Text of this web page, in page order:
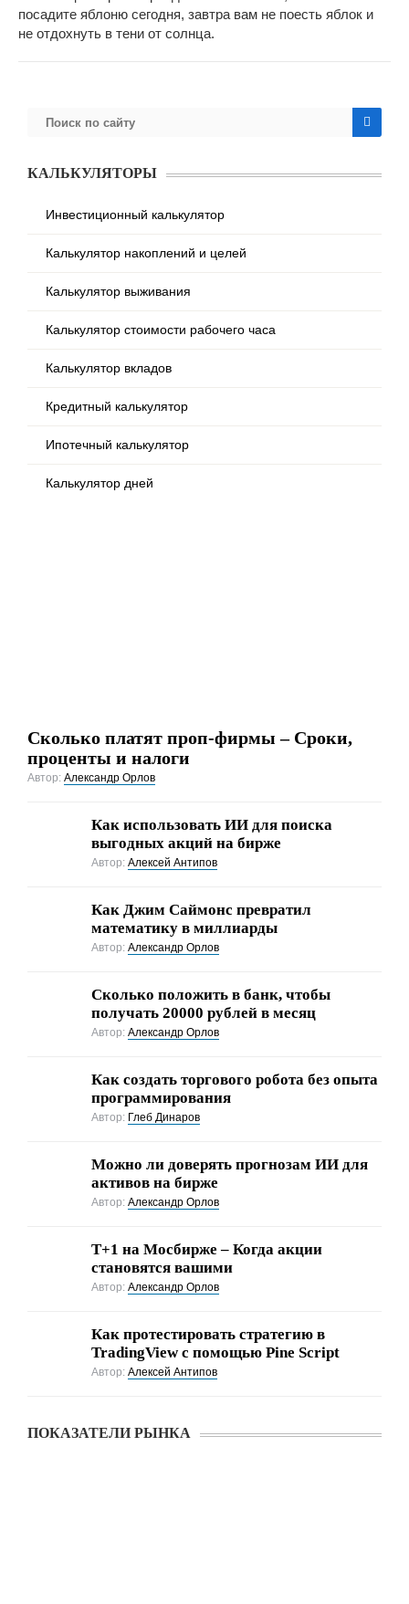
посадите яблоню сегодня, завтра вам не поесть яблок и
не отдохнуть в тени от солнца.
КАЛЬКУЛЯТОРЫ
Инвестиционный калькулятор
Калькулятор накоплений и целей
Калькулятор выживания
Калькулятор стоимости рабочего часа
Калькулятор вкладов
Кредитный калькулятор
Ипотечный калькулятор
Калькулятор дней
Сколько платят проп-фирмы – Сроки,
проценты и налоги
Автор:Александр Орлов
Как использовать ИИ для поиска
выгодных акций на бирже
Автор:Алексей Антипов
Как Джим Саймонс превратил
математику в миллиарды
Автор:Александр Орлов
Сколько положить в банк, чтобы
получать 20000 рублей в месяц
Автор:Александр Орлов
Как создать торгового робота без опыта
программирования
Автор: Глеб Динаров
Можно ли доверять прогнозам ИИ для
активов на бирже
Автор:Александр Орлов
Т+1 на Мосбирже – Когда акции
становятся вашими
Автор:Александр Орлов
Как протестировать стратегию в
TradingView с помощью Pine Script
Автор:Алексей Антипов
ПОКАЗАТЕЛИ РЫНКА